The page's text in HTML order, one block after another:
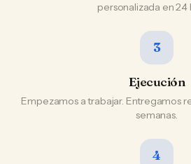
personalizada en 24
3
Ejecución
Empezamos a trabajar. Entregamos
semanas.
4